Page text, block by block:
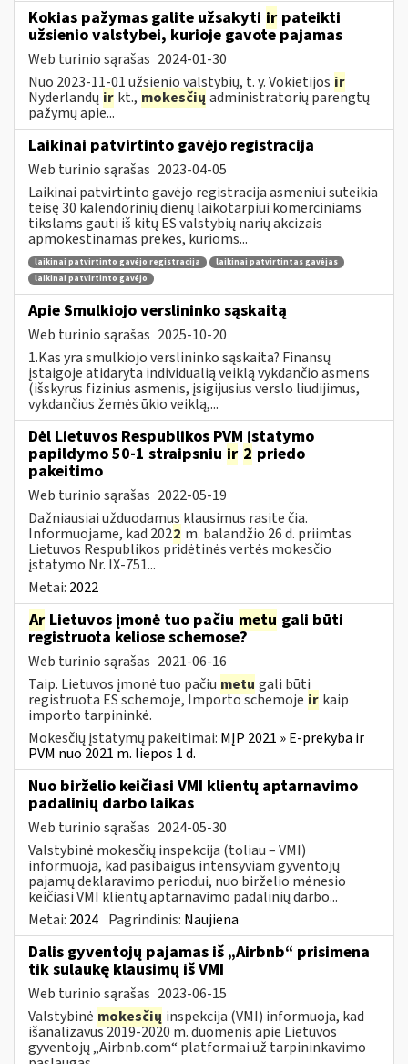
Kokias pažymas galite užsakyti ir pateikti
užsienio valstybei, kurioje gavote pajamas
Web turinio sąrašas 2024-01-30
Nuo 2023-11-01 užsienio valstybių, t. y. Vokietijos ir
Nyderlandų ir kt., mokesčių administratorių parengtų
pažymų apie...
Laikinai patvirtinto gavėjo registracija
Web turinio sąrašas 2023-04-05
Laikinai patvirtinto gavėjo registracija asmeniui suteikia
teisę 30 kalendorinių dienų laikotarpiui komerciniams
tikslams gauti iš kitų ES valstybių narių akcizais
apmokestinamas prekes, kurioms...
laikinai patvirtinto gavėjo registracija
laikinai patvirtintas gavėjas
laikinai patvirtinto gavėjo
Apie Smulkiojo verslininko sąskaitą
Web turinio sąrašas 2025-10-20
1.Kas yra smulkiojo verslininko sąskaita? Finansų
įstaigoje atidaryta individualią veiklą vykdančio asmens
(išskyrus fizinius asmenis, įsigijusius verslo liudijimus,
vykdančius žemės ūkio veiklą,...
Dėl Lietuvos Respublikos PVM įstatymo
papildymo 50-1 straipsniu ir 2 priedo
pakeitimo
Web turinio sąrašas 2022-05-19
Dažniausiai užduodamus klausimus rasite čia.
Informuojame, kad 2022 m. balandžio 26 d. priimtas
Lietuvos Respublikos pridėtinės vertės mokesčio
įstatymo Nr. IX-751...
Metai: 2022
Ar Lietuvos įmonė tuo pačiu metu gali būti
registruota keliose schemose?
Web turinio sąrašas 2021-06-16
Taip. Lietuvos įmonė tuo pačiu metu gali būti
registruota ES schemoje, Importo schemoje ir kaip
importo tarpininkė.
Mokesčių įstatymų pakeitimai: MĮP 2021 » E-prekyba ir
PVM nuo 2021 m. liepos 1 d.
Nuo birželio keičiasi VMI klientų aptarnavimo
padalinių darbo laikas
Web turinio sąrašas 2024-05-30
Valstybinė mokesčių inspekcija (toliau – VMI)
informuoja, kad pasibaigus intensyviam gyventojų
pajamų deklaravimo periodui, nuo birželio mėnesio
keičiasi VMI klientų aptarnavimo padalinių darbo...
Metai: 2024 Pagrindinis: Naujiena
Dalis gyventojų pajamas iš „Airbnb“ prisimena
tik sulaukę klausimų iš VMI
Web turinio sąrašas 2023-06-15
Valstybinė mokesčių inspekcija (VMI) informuoja, kad
išanalizavus 2019-2020 m. duomenis apie Lietuvos
gyventojų „Airbnb.com“ platformai už tarpininkavimo